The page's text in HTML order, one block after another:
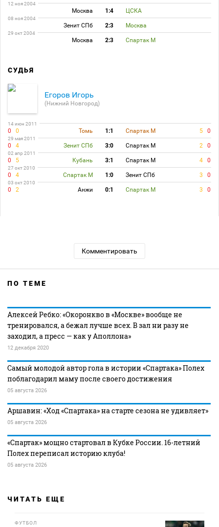
12 ноя 2004
Москва 1:4 ЦСКА
08 ноя 2004
Зенит СПб 2:3 Москва
29 окт 2004
Москва 2:3 Спартак М
СУДЬЯ
Егоров Игорь
(Нижний Новгород)
14 июн 2011
0 0 Томь 1:1 Спартак М 5 0
29 мая 2011
0 4 Зенит СПб 3:0 Спартак М 2 0
02 апр 2011
0 5 Кубань 3:1 Спартак М 4 0
27 окт 2010
0 4 Спартак М 1:0 Зенит СПб 3 0
03 окт 2010
0 2 Анжи 0:1 Спартак М 3 0
Комментировать
ПО ТЕМЕ
Алексей Ребко: «Окоронкво в «Москве» вообще не
тренировался, а бежал лучше всех. В зал ни разу не
заходил, а пресс — как у Аполлона»
12 декабря 2020
Самый молодой автор гола в истории «Спартака» Полех
поблагодарил маму после своего достижения
05 августа 2026
Аршавин: «Ход «Спартака» на старте сезона не удивляет»
05 августа 2026
«Спартак» мощно стартовал в Кубке России. 16-летний
Полех переписал историю клуба!
05 августа 2026
ЧИТАТЬ ЕЩЕ
ФУТБОЛ